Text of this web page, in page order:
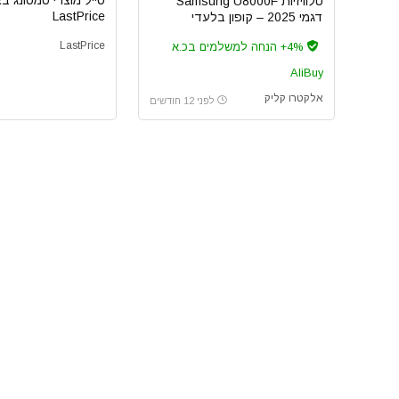
דגמי 2025 – קופון בלעדי
4%+ הנחה למשלמים בכ.א
AliBuy
אלקטרו קליק לפני 12 חודשים
LastPrice
LastPrice